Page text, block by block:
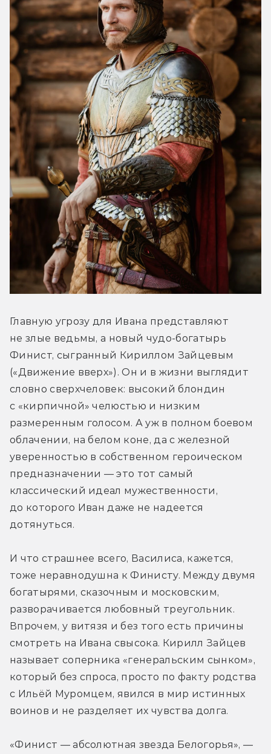
Главную угрозу для Ивана представляют
не злые ведьмы, а новый чудо-богатырь
Финист, сыгранный Кириллом Зайцевым
(«Движение вверх»). Он и в жизни выглядит
словно сверхчеловек: высокий блондин
с «кирпичной» челюстью и низким
размеренным голосом. А уж в полном боевом
облачении, на белом коне, да с железной
уверенностью в собственном героическом
предназначении — это тот самый
классический идеал мужественности,
до которого Иван даже не надеется
дотянуться.
И что страшнее всего, Василиса, кажется,
тоже неравнодушна к Финисту. Между двумя
богатырями, сказочным и московским,
разворачивается любовный треугольник.
Впрочем, у витязя и без того есть причины
смотреть на Ивана свысока. Кирилл Зайцев
называет соперника «генеральским сынком»,
который без спроса, просто по факту родства
с Ильёй Муромцем, явился в мир истинных
воинов и не разделяет их чувства долга.
«Финист — абсолютная звезда Белогорья», —